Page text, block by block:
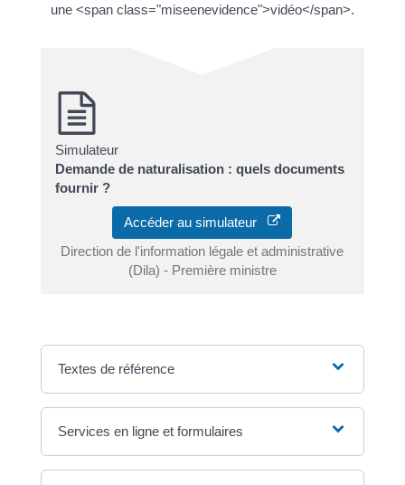
une <span class="miseenevidence">vidéo</span>.
Simulateur
Demande de naturalisation : quels documents
fournir ?
Accéder au simulateur
Direction de l'information légale et administrative
(Dila) - Première ministre
Textes de référence
Services en ligne et formulaires